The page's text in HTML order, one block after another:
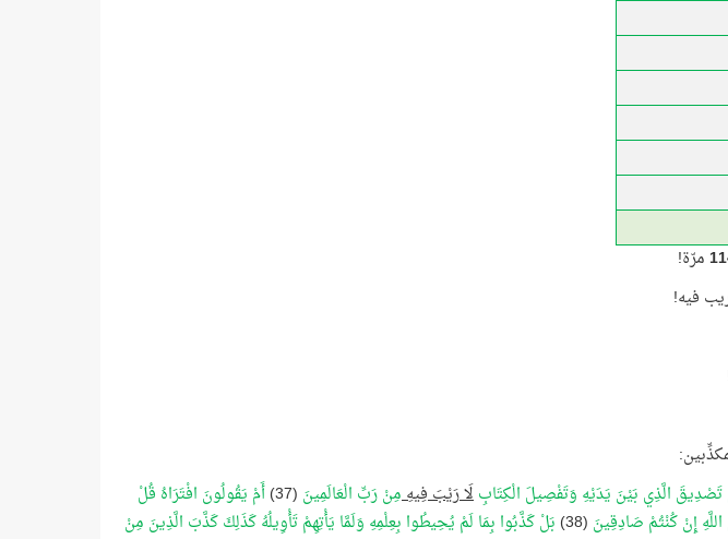
مرّة!
فيه!
تَصْدِيقَ الَّذِي بَيْنَ يَدَيْهِ وَتَفْصِيلَ الْكِتَابِلَا رَيْبَ فِيهِمِنْ رَبِّ الْعَالَمِينَ (37)
أَمْ يَقُولُونَ افْتَرَاهُ قُلْ
إِنْ كُنْتُمْ صَادِقِينَ (38)
بَلْ كَذَّبُوا بِمَا لَمْ يُحِيطُوا بِعِلْمِهِ وَلَمَّا يَأْتِهِمْ تَأْوِيلُهُ كَذَلِكَ كَذَّبَ الَّذِينَ مِنْ